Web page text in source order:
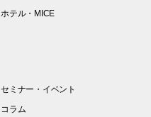
ホテル・MICE
セミナー・イベント
コラム